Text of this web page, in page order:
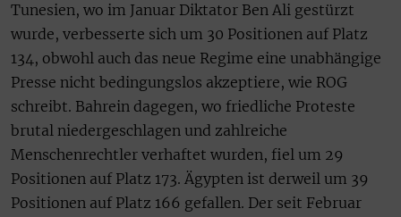
Tunesien, wo im Januar Diktator Ben Ali gestürzt
wurde, verbesserte sich um 30 Positionen auf Platz
134, obwohl auch das neue Regime eine unabhängige
Presse nicht bedingungslos akzeptiere, wie ROG
schreibt. Bahrein dagegen, wo friedliche Proteste
brutal niedergeschlagen und zahlreiche
Menschenrechtler verhaftet wurden, fiel um 29
Positionen auf Platz 173. Ägypten ist derweil um 39
Positionen auf Platz 166 gefallen. Der seit Februar